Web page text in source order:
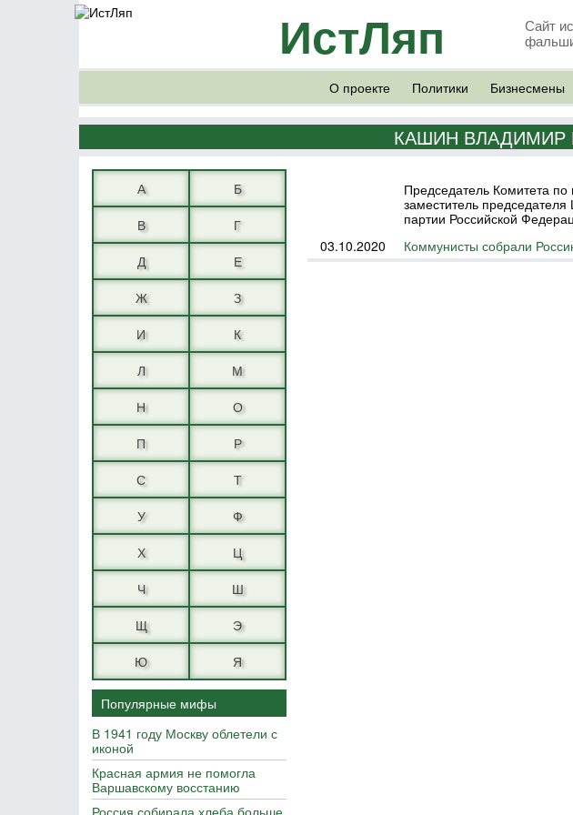
ИстЛяп
Сайт
О проекте Политики Бизнесмены
КАШИН ВЛАДИМИР
А
Б
В
Г
Д
Е
Ж
З
И
К
Л
М
Н
О
П
Р
С
Т
У
Ф
Х
Ц
Ч
Ш
Щ
Э
Ю
Я
Популярные мифы
В 1941 году Москву облетели с
иконой
Красная армия не помогла
Варшавскому восстанию
Россия собирала хлеба больше
Председатель Комитета
заместитель
партии Российской
03.10.2020
Коммунисты собрали